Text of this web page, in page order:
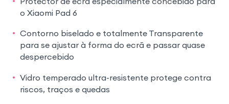
o Xiaomi Pad 6
Contorno biselado e totalmente Transparente
para se ajustar à forma do ecrã e passar quase
despercebido
Vidro temperado ultra-resistente protege contra
riscos, traços e quedas